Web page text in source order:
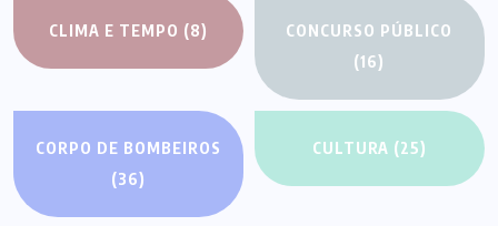
CLIMA E TEMPO (8)
CONCURSO PÚBLICO
(16)
CORPO DE BOMBEIROS
(36)
CULTURA (25)